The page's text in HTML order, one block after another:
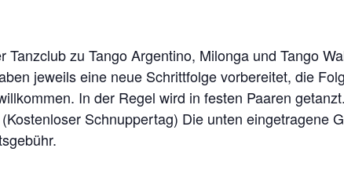
zu Tango Argentino, Milonga und Tango
jeweils eine neue Schrittfolge vorbereitet, die
In der Regel wird in festen Paaren
Schnuppertag) Die unten eingetragene